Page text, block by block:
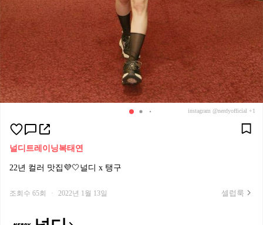
instagram @nerdyofficial +1
널디 트레이닝복태연
22년 컬러 맛집💜🤍널디 x 탱구
조회수 65회 · 2022년 1월 13일 셀럽룩